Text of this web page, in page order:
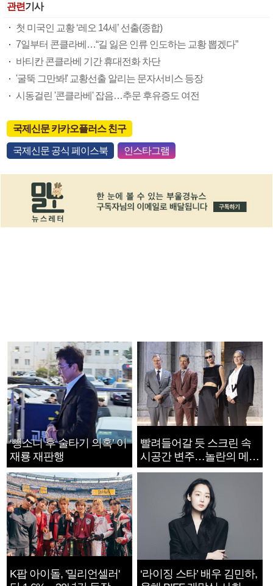
관련기사
첫 미국인 교황 ‘레오 14세’ 선출(종합)
7일부터 콘클라베…“길 잃은 인류 인도하는 교황 뽑겠다”
바티칸 콘클라베 기간 휴대전화 차단
'굴뚝 그만봐!' 교황선출 알리는 문자서비스 등장
시동걸린 '콘클라베' 잡음…추문 후유증도 여전
국제신문 카카오플러스 친구
국제신문 공식 페이스북 인스타그램
‘뺑소니 후 술타기 의혹’ 이
재룡 재판행
빨려들어갈 듯 스크린 속
시공간 변주…놀란의 메시
지는 ‘전쟁 속죄’
K팝 아이돌, '밀리언셀러'
‘라이징 스타’ 배우 김민하,